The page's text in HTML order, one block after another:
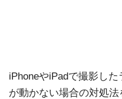
iPhoneやiPadで撮影した
が動かない場合の対処法